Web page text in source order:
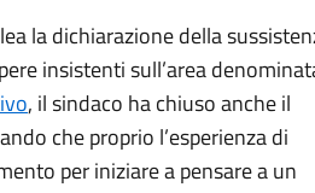
la dichiarazione della
insistenti sull’area
, il sindaco ha chiuso anche il
che proprio l’esperienza di
per iniziare a pensare a un